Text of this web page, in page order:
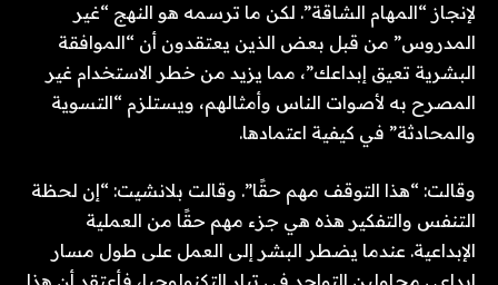
لإنجاز “المهام الشاقة”. لكن ما ترسمه هو النهج “غير
المدروس” من قبل بعض الذين يعتقدون أن “الموافقة
البشرية تعيق إبداعك”، مما يزيد من خطر الاستخدام غير
المصرح به لأصوات الناس وأمثالهم، ويستلزم “التسوية
والمحادثة” في كيفية اعتمادها.
وقالت: “هذا التوقف مهم حقًا”. وقالت بلانشيت: “إن لحظة
التنفس والتفكير هذه هي جزء مهم حقًا من العملية
الإبداعية. عندما يضطر البشر إلى العمل على طول مسار
إبداعي محاولين التواجد في تيار التكنولوجيا، فأعتقد أن هذا